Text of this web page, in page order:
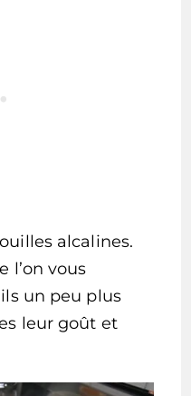
alcalines.
l’on vous
un peu plus
leur goût et